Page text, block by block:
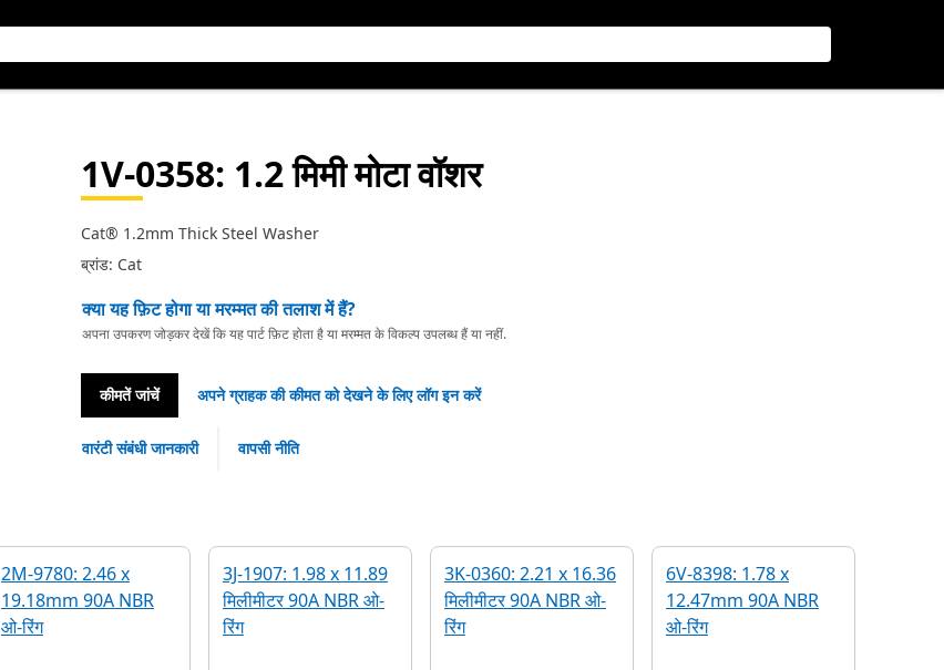
1V-0358: 1.2 मिमी मोटा वॉशर
Cat® 1.2mm Thick Steel Washer
ब्रांड: Cat
क्या यह फ़िट होगा या मरम्मत की तलाश में हैं?
अपना उपकरण जोड़कर देखें कि यह पार्ट फ़िट होता है या मरम्मत के विकल्प उपलब्ध हैं या नहीं.
कीमतें जांचें अपने ग्राहक की कीमत को देखने के लिए लॉग इन करें
वारंटी संबंधी जानकारी वापसी नीति
2M-9780: 2.46 x
19.18mm 90A NBR
ओ-रिंग
3J-1907: 1.98 x 11.89
मिलीमीटर 90A NBR ओ-
रिंग
3K-0360: 2.21 x 16.36
मिलीमीटर 90A NBR ओ-
रिंग
6V-8398: 1.78 x
12.47mm 90A NBR
ओ-रिंग